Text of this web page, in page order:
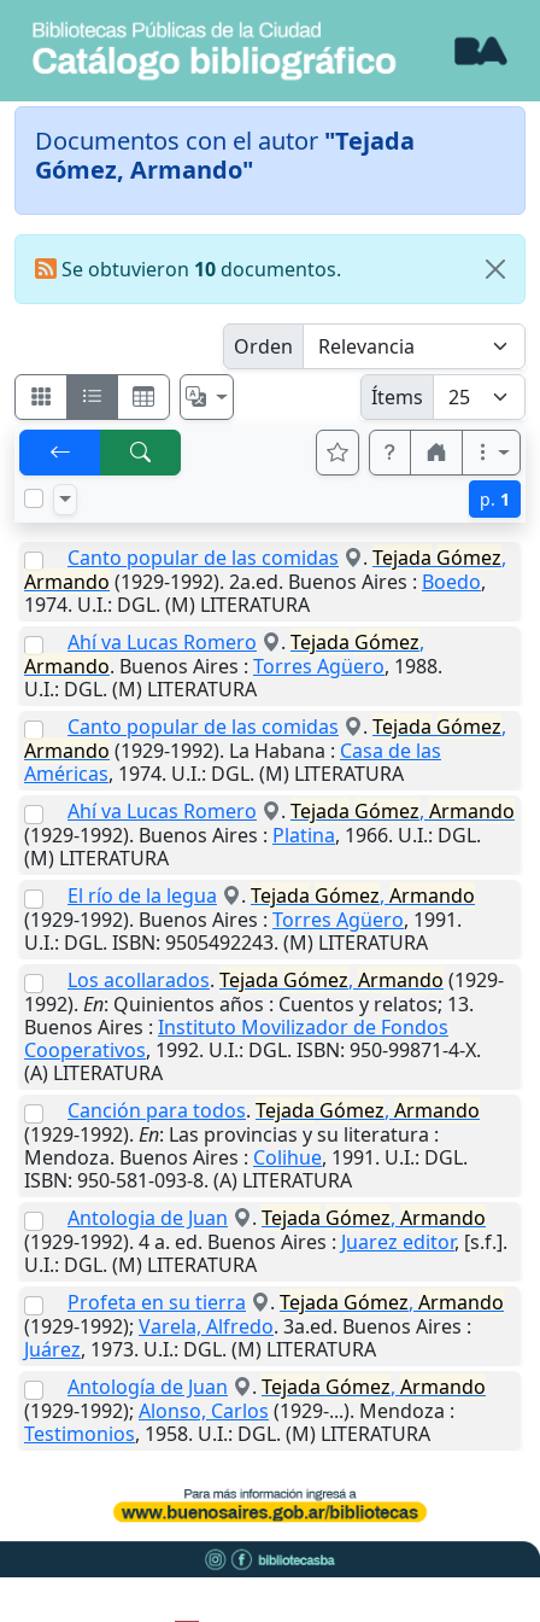
Documentos con el autor "Tejada
Gómez, Armando"
Se obtuvieron 10documentos.
Orden
Ítems
p. 1
Canto popular de las comidas . Tejada Gómez,
Armando (1929-1992). 2a.ed. Buenos Aires : Boedo,
1974. U.I.: DGL. (M) LITERATURA
Ahí va Lucas Romero
. Tejada Gómez,
Armando. Buenos Aires : Torres Agüero, 1988.
U.I.: DGL. (M) LITERATURA
Canto popular de las comidas
. Tejada Gómez,
Armando (1929-1992). La Habana : Casa de las
Américas, 1974. U.I.: DGL. (M) LITERATURA
Ahí va Lucas Romero
. Tejada Gómez, Armando
(1929-1992). Buenos Aires : Platina, 1966. U.I.: DGL.
(M) LITERATURA
El río de la legua
. Tejada Gómez, Armando
(1929-1992). Buenos Aires : Torres Agüero, 1991.
U.I.: DGL. ISBN: 9505492243. (M) LITERATURA
Los acollarados. Tejada Gómez, Armando (1929-
1992). En: Quinientos años : Cuentos y relatos; 13.
Buenos Aires : Instituto Movilizador de Fondos
Cooperativos, 1992. U.I.: DGL. ISBN: 950-99871-4-X.
(A) LITERATURA
Canción para todos. Tejada Gómez, Armando
(1929-1992). En: Las provincias y su literatura :
Mendoza. Buenos Aires : Colihue, 1991. U.I.: DGL.
ISBN: 950-581-093-8. (A) LITERATURA
Antologia de Juan
. Tejada Gómez, Armando
(1929-1992). 4 a. ed. Buenos Aires : Juarez editor, [s.f.].
U.I.: DGL. (M) LITERATURA
Profeta en su tierra
. Tejada Gómez, Armando
(1929-1992); Varela, Alfredo. 3a.ed. Buenos Aires :
Juárez, 1973. U.I.: DGL. (M) LITERATURA
Antología de Juan
. Tejada Gómez, Armando
(1929-1992); Alonso, Carlos (1929-...). Mendoza :
Testimonios, 1958. U.I.: DGL. (M) LITERATURA